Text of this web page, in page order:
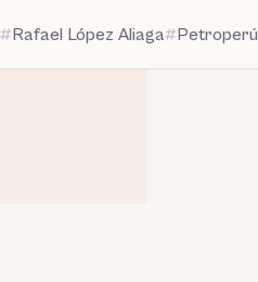
Rafael López Aliaga Petroperú